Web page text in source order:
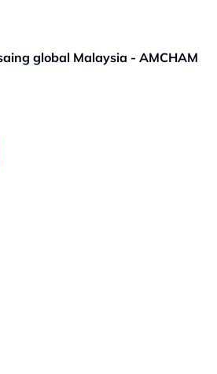
global Malaysia - AMCHAM